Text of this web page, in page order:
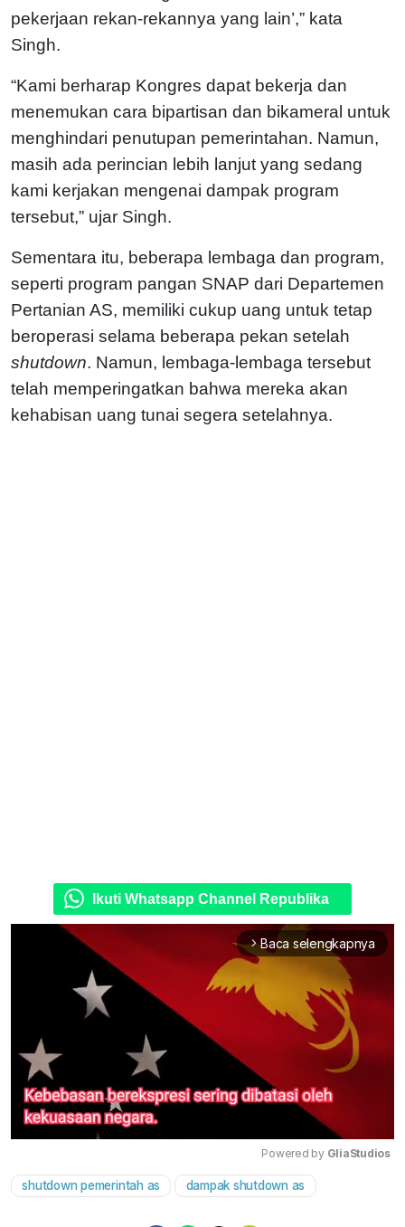
pekerjaan rekan-rekannya yang lain’,” kata
Singh.
“Kami berharap Kongres dapat bekerja dan
menemukan cara bipartisan dan bikameral untuk
menghindari penutupan pemerintahan. Namun,
masih ada perincian lebih lanjut yang sedang
kami kerjakan mengenai dampak program
tersebut,” ujar Singh.
Sementara itu, beberapa lembaga dan program,
seperti program pangan SNAP dari Departemen
Pertanian AS, memiliki cukup uang untuk tetap
beroperasi selama beberapa pekan setelah
shutdown. Namun, lembaga-lembaga tersebut
telah memperingatkan bahwa mereka akan
kehabisan uang tunai segera setelahnya.
Ikuti Whatsapp Channel Republika
arrow_forward_ios Baca selengkapnya
Powered by GliaStudios
shutdown pemerintah as dampak shutdown as